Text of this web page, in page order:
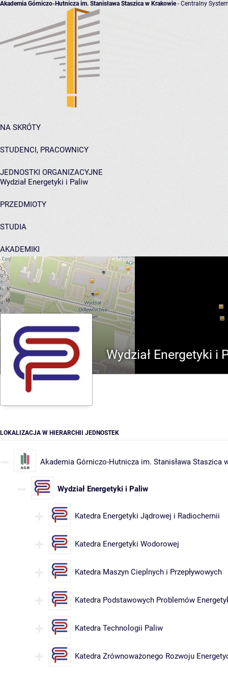
Akademia Górniczo-Hutnicza im. Stanisława Staszica w Krakowie- Centralny
NA SKRÓTY
STUDENCI, PRACOWNICY
JEDNOSTKI ORGANIZACYJNE
Wydział Energetyki i Paliw
PRZEDMIOTY
STUDIA
AKADEMIKI
POMOC
Wydział Energetyki i
LOKALIZACJA W HIERARCHII JEDNOSTEK
Akademia Górniczo-Hutnicza im. Stanisława Staszica
Wydział Energetyki i Paliw
Katedra Energetyki Jądrowej i Radiochemii
Katedra Energetyki Wodorowej
Katedra Maszyn Cieplnych i Przepływowych
Katedra Podstawowych Problemów
Katedra Technologii Paliw
Katedra Zrównoważonego Rozwoju